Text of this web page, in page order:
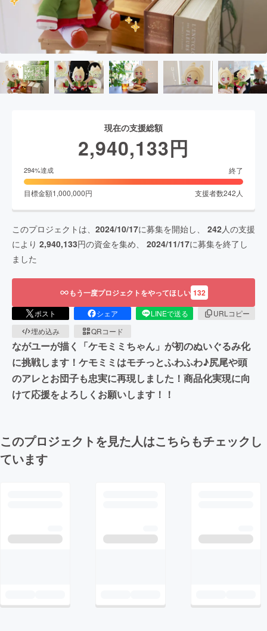
現在の支援総額
2,940,133円
294%達成 終了
目標金額1,000,000円 支援者数242 人
このプロジェクトは、 2024/10/17に募集を開始し、 242人の支援
により 2,940,133円の資金を集め、 2024/11/17に募集を終了し
ました
もう一度プロジェクトをやってほしい 132
ポスト シェア LINEで送る
URLコピー
埋め込み
QRコード
ながユーが描く「ケモミミちゃん」が初のぬいぐるみ化
に挑戦します！ケモミミはモチっとふわふわ♪尻尾や頭
のアレとお団子も忠実に再現しました！商品化実現に向
けて応援をよろしくお願いします！！
このプロジェクトを見た人はこちらもチェックし
ています